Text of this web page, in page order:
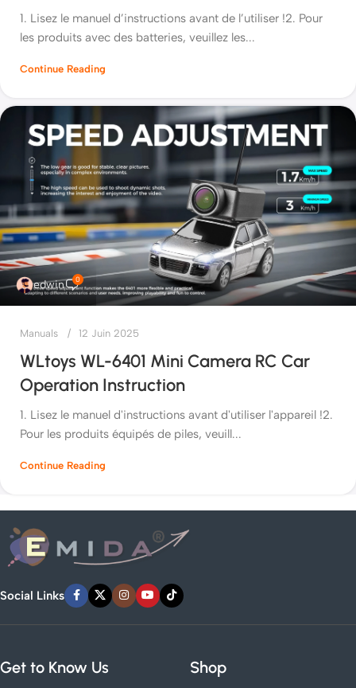
1. Lisez le manuel d’instructions avant de l’utiliser !2. Pour
les produits avec des batteries, veuillez les...
Continue Reading
edwin 0
Manuals 12 Juin 2025
WLtoys WL-6401 Mini Camera RC Car
Operation Instruction
1. Lisez le manuel d'instructions avant d'utiliser l'appareil !2.
Pour les produits équipés de piles, veuill...
Continue Reading
Social Links
Get to Know Us Shop